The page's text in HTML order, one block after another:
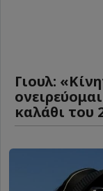
Γιουλ:
καλάθι του